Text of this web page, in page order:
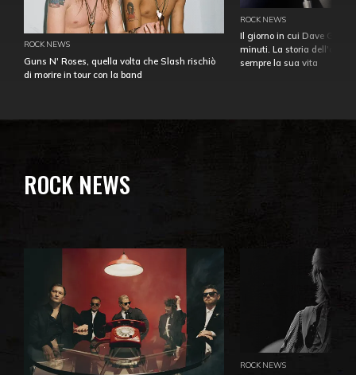
ROCK NEWS
Guns N' Roses, quella volta che Slash rischiò
di morire in tour con la band
ROCK NEWS
Il giorno in cui Dave
minuti. La storia
sempre la sua vita
ROCK NEWS
ROCK NEWS